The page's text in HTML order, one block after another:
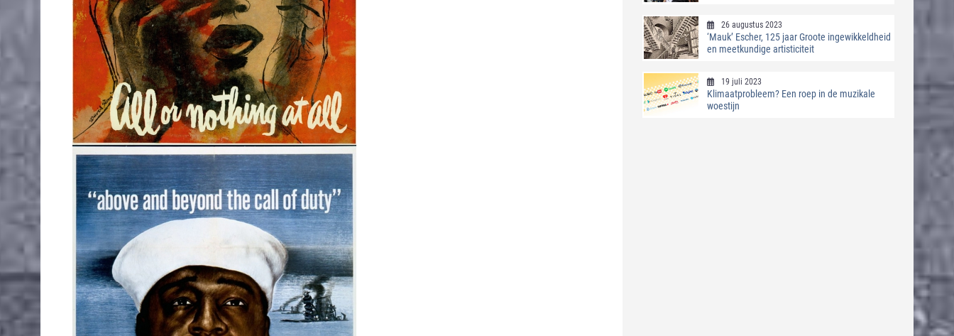
26 augustus 2023
‘Mauk’ Escher, 125 jaar Groote ingewikkeldheid
en meetkundige artisticiteit
19 juli 2023
Klimaatprobleem? Een roep in de muzikale
woestijn